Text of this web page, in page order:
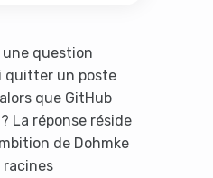
une question
quitter un poste
que GitHub
La réponse réside
de Dohmke
racines